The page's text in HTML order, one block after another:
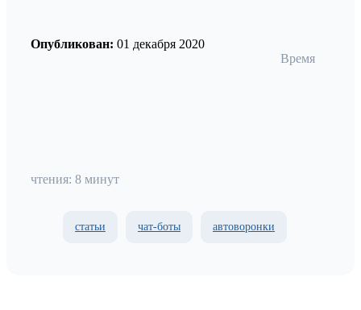
Опубликован: 01 декабря 2020
Время
чтения: 8 минут
статьи чат-боты автоворонки